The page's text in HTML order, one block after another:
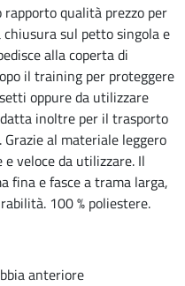
qualità prezzo per
sul petto singola e
alla coperta di
il training per proteggere
oppure da utilizzare
inoltre per il trasporto
al materiale leggero
veloce da utilizzare. Il
fina e fasce a trama larga,
100 % poliestere.
anteriore